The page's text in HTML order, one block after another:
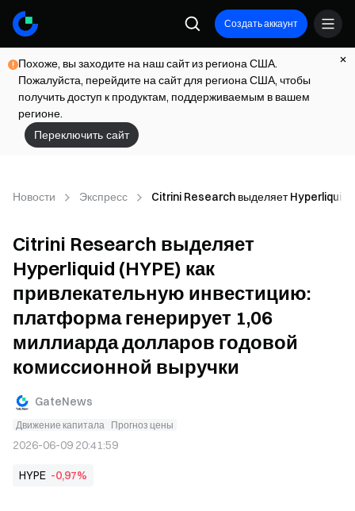
Создать аккаунт
Похоже, вы заходите на наш сайт из региона США.
Пожалуйста, перейдите на сайт для региона США, чтобы
получить доступ к продуктам, поддерживаемым в вашем
регионе.
Переключить сайт
Новости Экспресс Citrini Research выделяет Hyperliquid
Citrini Research выделяет
Hyperliquid (HYPE) как
привлекательную инвестицию:
платформа генерирует 1,06
миллиарда долларов годовой
комиссионной выручки
GateNews
Движение капитала Прогноз цены
2026-06-09 20:41:59
HYPE -0,97%